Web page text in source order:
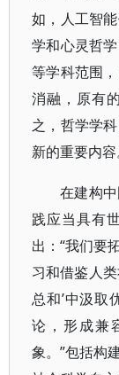
如，人工智
学和心灵哲
等学科范围
消融，原有
之，哲学学
新的重要内容
在建构
践应当具有
出：“我们要
习和借鉴人
总和’中汲取
论，形成兼
象。”包括构